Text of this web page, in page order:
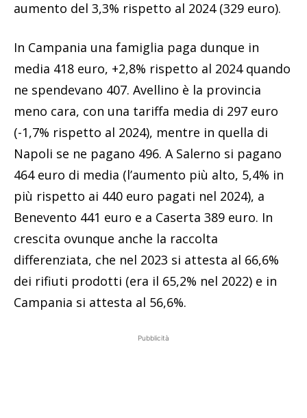
aumento del 3,3% rispetto al 2024 (329 euro).
In Campania una famiglia paga dunque in
media 418 euro, +2,8% rispetto al 2024 quando
ne spendevano 407. Avellino è la provincia
meno cara, con una tariffa media di 297 euro
(-1,7% rispetto al 2024), mentre in quella di
Napoli se ne pagano 496. A Salerno si pagano
464 euro di media (l’aumento più alto, 5,4% in
più rispetto ai 440 euro pagati nel 2024), a
Benevento 441 euro e a Caserta 389 euro. In
crescita ovunque anche la raccolta
differenziata, che nel 2023 si attesta al 66,6%
dei rifiuti prodotti (era il 65,2% nel 2022) e in
Campania si attesta al 56,6%.
Pubblicità